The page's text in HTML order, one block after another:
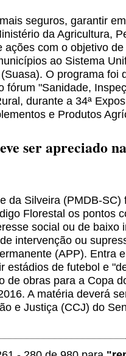
seguros, garantir
da Agricultura,
ações com o objetivo
ao Sistema
O programa foi
fórum "Sanidade,
durante a 34ª
e Produtos
ser apreciado
da Silveira (PMDB-SC)
Florestal os pontos
social ou de baixo
intervenção ou
(APP). Entra
estádios de futebol e
de obras para a Copa
A matéria deverá
e Justiça (CCJ) do